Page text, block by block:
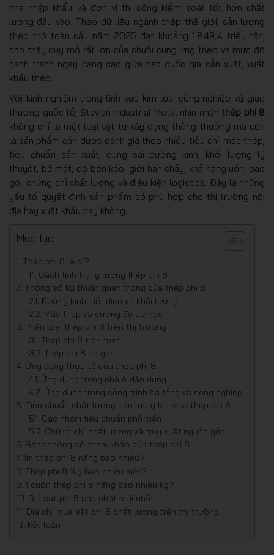
nhà nhập khẩu và đơn vị thi công kiểm soát tốt hơn chất
lượng đầu vào. Theo dữ liệu ngành thép thế giới, sản lượng
thép thô toàn cầu năm 2025 đạt khoảng 1.849,4 triệu tấn,
cho thấy quy mô rất lớn của chuỗi cung ứng thép và mức độ
cạnh tranh ngày càng cao giữa các quốc gia sản xuất, xuất
khẩu thép.
Với kinh nghiệm trong lĩnh vực kim loại công nghiệp và giao
thương quốc tế, Stavian Industrial Metal nhìn nhận thép phi 8
không chỉ là một loại vật tư xây dựng thông thường mà còn
là sản phẩm cần được đánh giá theo nhiều tiêu chí: mác thép,
tiêu chuẩn sản xuất, dung sai đường kính, khối lượng lý
thuyết, bề mặt, độ bền kéo, giới hạn chảy, khả năng uốn, bao
gói, chứng chỉ chất lượng và điều kiện logistics. Đây là những
yếu tố quyết định sản phẩm có phù hợp cho thị trường nội
địa hay xuất khẩu hay không.
Mục lục
Thép phi 8 là gì?
Cách tính trọng lượng thép phi 8
Thông số kỹ thuật quan trọng của thép phi 8
Đường kính, tiết diện và khối lượng
Mác thép và cường độ cơ học
Phân loại thép phi 8 trên thị trường
Thép phi 8 tròn trơn
Thép phi 8 có gân
Ứng dụng thực tế của thép phi 8
Ứng dụng trong nhà ở dân dụng
Ứng dụng trong công trình hạ tầng và công nghiệp
Tiêu chuẩn chất lượng cần lưu ý khi mua thép phi 8
Các nhóm tiêu chuẩn phổ biến
Chứng chỉ chất lượng và truy xuất nguồn gốc
Bảng thông số tham khảo của thép phi 8
1m thép phi 8 nặng bao nhiêu?
Thép phi 8 1kg bao nhiêu mét?
1 cuộn thép phi 8 nặng bao nhiêu kg?
Giá sắt phi 8 cập nhật mới nhất
Địa chỉ mua sắt phi 8 chất lượng trên thị trường
Kết luận